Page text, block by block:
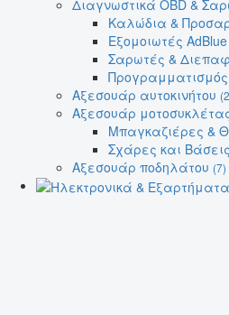
Διαγνωστικά OBD &
Καλώδια &
Εξομοιωτές AdBlue
Σαρωτές &
Προγραμματισμός
Αξεσουάρ αυτοκινήτου
Αξεσουάρ
Μπαγκαζιέρες &
Σχάρες και
Αξεσουάρ ποδηλάτου (7)